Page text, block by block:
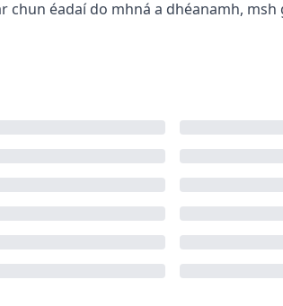
chun éadaí do mhná a dhéanamh, msh